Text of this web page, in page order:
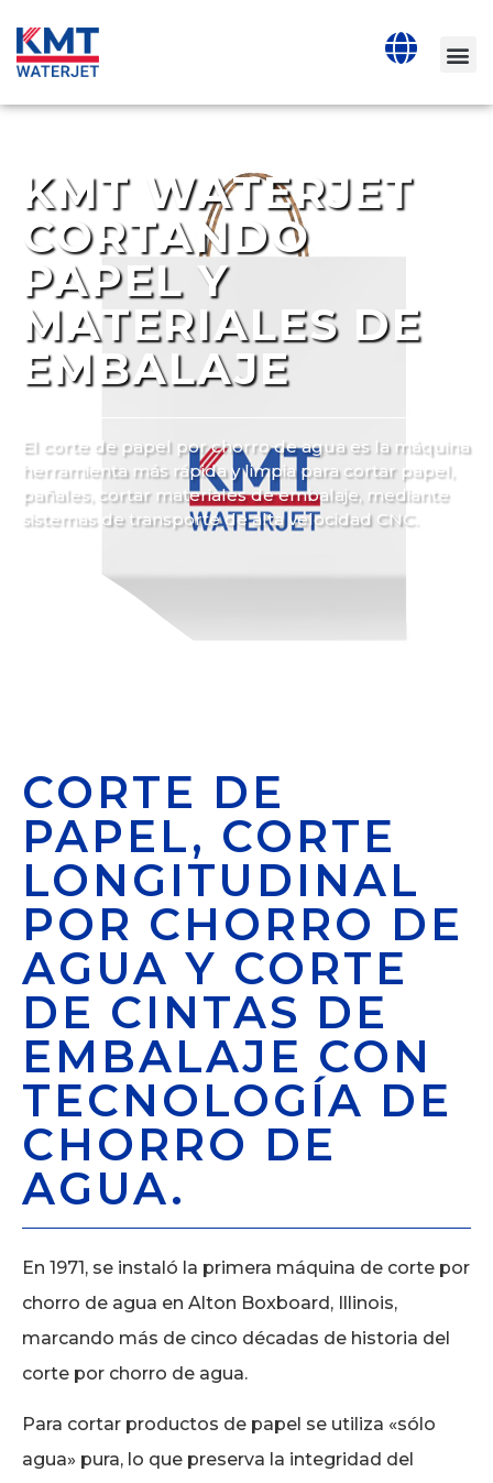
KMT WATERJET
CORTANDO
PAPEL Y
MATERIALES DE
EMBALAJE
El corte de papel por chorro de agua es la máquina
herramienta más rápida y limpia para cortar papel,
pañales, cortar materiales de embalaje, mediante
sistemas de transporte de alta velocidad CNC.
CORTE DE
PAPEL, CORTE
LONGITUDINAL
POR CHORRO DE
AGUA Y CORTE
DE CINTAS DE
EMBALAJE CON
TECNOLOGÍA DE
CHORRO DE
AGUA.
En 1971, se instaló la primera máquina de corte por
chorro de agua en Alton Boxboard, Illinois,
marcando más de cinco décadas de historia del
corte por chorro de agua.
Para cortar productos de papel se utiliza «sólo
agua» pura, lo que preserva la integridad del